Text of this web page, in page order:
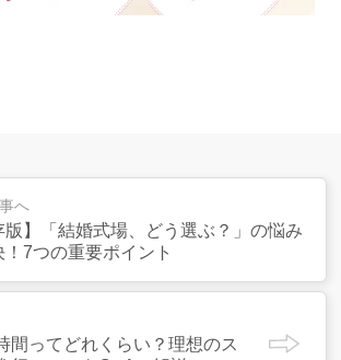
へ
版】「結婚式場、どう選ぶ？」の悩み
！7つの重要ポイント
間ってどれくらい？理想のス